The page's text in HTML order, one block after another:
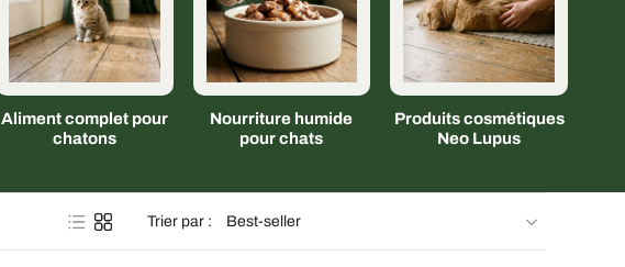
Aliment complet pour
chatons
Nourriture humide
pour chats
Produits cosmétiques
Neo Lupus
Trier par :